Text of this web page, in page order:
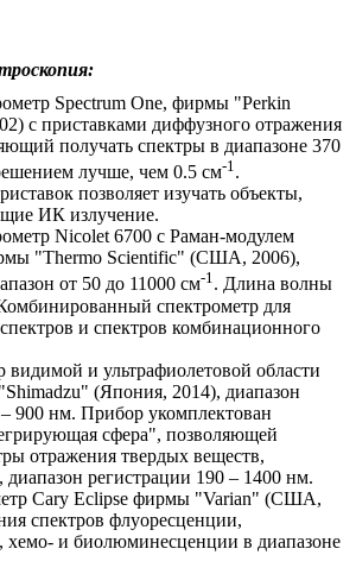
Spectrum One, фирмы "Perkin
с приставками диффузного отражения
получать спектры в диапазоне 370
лучше, чем 0.5 см-1.
позволяет изучать объекты,
ИК излучение.
Nicolet 6700 с Раман-модулем
"Thermo Scientific" (США, 2006),
от 50 до 11000 см-1. Длина волны
спектрометр для
и спектров комбинационного
видимой и ультрафиолетовой области
(Япония, 2014), диапазон
900 нм. Прибор укомплектован
сфера", позволяющей
отражения твердых веществ,
диапазон регистрации 190 – 1400 нм.
Cary Eclipse фирмы "Varian" (США,
спектров флуоресценции,
хемо- и биолюминесценции в диапазоне